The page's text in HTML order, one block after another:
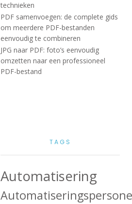
technieken
PDF samenvoegen: de complete gids
om meerdere PDF-bestanden
eenvoudig te combineren
JPG naar PDF: foto’s eenvoudig
omzetten naar een professioneel
PDF-bestand
TAGS
Automatisering